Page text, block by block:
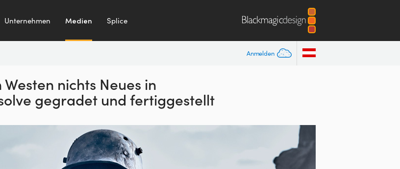
Unternehmen Medien Splice
Anmelden
Westen nichts Neues in
gegradet und fertiggestellt